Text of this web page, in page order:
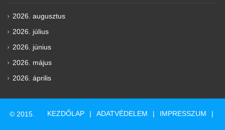
2026. augusztus
2026. július
2026. június
2026. május
2026. április
© 2015. KEZDŐLAP ADATVÉDELEM IMPRESSZUM